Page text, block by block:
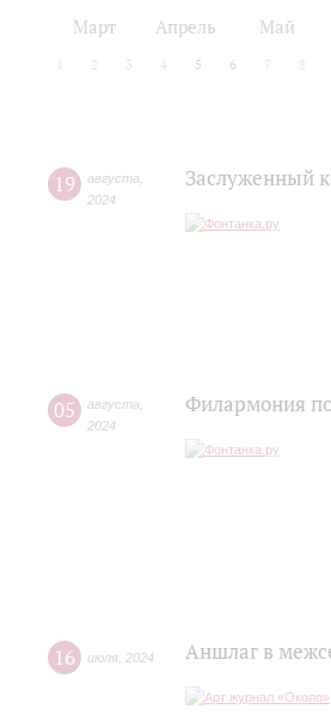
Март Апрель Май
2 3 4 5 6 7 8
19 августа
2024
Заслуженный
05 августа
2024
Филармония
16 июля 2024 Аншлаг в